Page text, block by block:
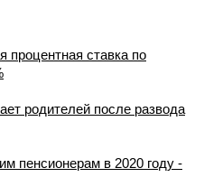
процентная ставка по
родителей после развода
пенсионерам в 2020 году -